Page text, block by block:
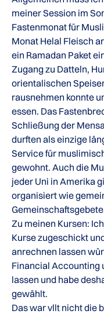
meiner Session im
Fastenmonat für
Monat Helal Fleisch
ein Ramadan Paket
Zugang zu Datteln,
orientalischen
rausnehmen konnte
essen. Das
Schließung der
durften als einzige
Service für
gewohnt. Auch die
jeder Uni in Amerika
organisiert wie
Zu meinen Kursen:
Kurse zugeschickt
anrechnen lassen
Financial Accounting
lassen und habe
gewählt.
Das war vllt nicht die